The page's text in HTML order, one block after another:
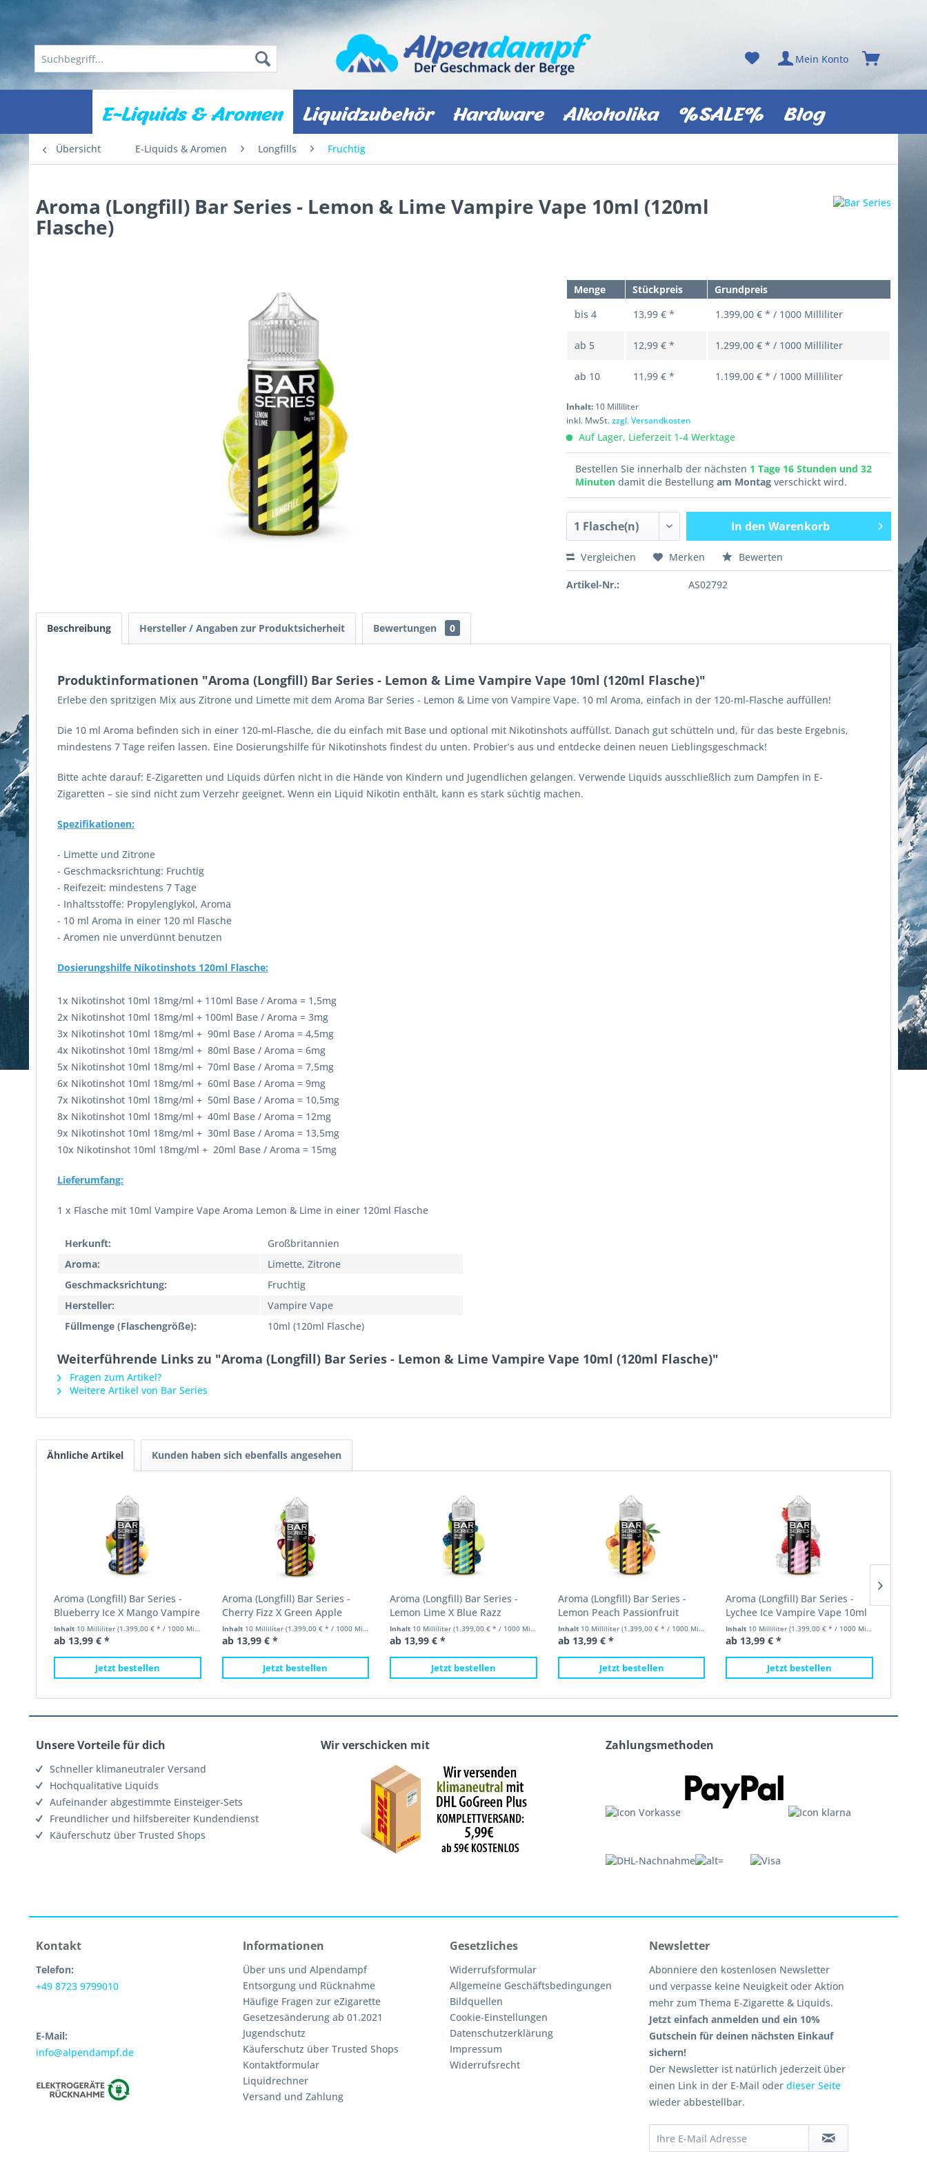
Mein Konto
E-Liquids & Aromen Liquidzubehör Hardware Alkoholika %SALE% Blog
Übersicht E-Liquids & Aromen Longfills Fruchtig
Aroma (Longfill) Bar Series - Lemon & Lime Vampire Vape 10ml (120ml
Flasche)
Menge Stückpreis
Grundpreis
bis 4 13,99 € * 1.399,00 € * / 1000 Milliliter
ab 5 12,99 € * 1.299,00 € * / 1000 Milliliter
ab 10 11,99 € * 1.199,00 € * / 1000 Milliliter
Inhalt: 10 Milliliter
inkl. MwSt.zzgl. Versandkosten
Auf Lager, Lieferzeit 1-4 Werktage
Bestellen Sie innerhalb der nächsten 1 Tage 16 Stunden und 32
Minuten damit die Bestellung am Montagverschickt wird.
In den Warenkorb
Vergleichen Merken Bewerten
Artikel-Nr.: AS02792
Beschreibung Hersteller / Angaben zur Produktsicherheit Bewertungen 0
Produktinformationen "Aroma (Longfill) Bar Series - Lemon & Lime Vampire Vape 10ml (120ml Flasche)"
Erlebe den spritzigen Mix aus Zitrone und Limette mit dem Aroma Bar Series - Lemon & Lime von Vampire Vape. 10 ml Aroma, einfach in der 120-ml-Flasche auffüllen!
Die 10 ml Aroma befinden sich in einer 120-ml-Flasche, die du einfach mit Base und optional mit Nikotinshots auffüllst. Danach gut schütteln und, für das beste Ergebnis,
mindestens 7 Tage reifen lassen. Eine Dosierungshilfe für Nikotinshots findest du unten. Probier’s aus und entdecke deinen neuen Lieblingsgeschmack!
Bitte achte darauf: E-Zigaretten und Liquids dürfen nicht in die Hände von Kindern und Jugendlichen gelangen. Verwende Liquids ausschließlich zum Dampfen in E-
Zigaretten – sie sind nicht zum Verzehr geeignet. Wenn ein Liquid Nikotin enthält, kann es stark süchtig machen.
Spezifikationen:
- Limette und Zitrone
- Geschmacksrichtung: Fruchtig
- Reifezeit: mindestens 7 Tage
- Inhaltsstoffe: Propylenglykol, Aroma
- 10 ml Aroma in einer 120 ml Flasche
- Aromen nie unverdünnt benutzen
Dosierungshilfe Nikotinshots 120ml Flasche:
1x Nikotinshot 10ml 18mg/ml + 110ml Base / Aroma = 1,5mg
2x Nikotinshot 10ml 18mg/ml + 100ml Base / Aroma = 3mg
3x Nikotinshot 10ml 18mg/ml + 90ml Base / Aroma = 4,5mg
4x Nikotinshot 10ml 18mg/ml + 80ml Base / Aroma = 6mg
5x Nikotinshot 10ml 18mg/ml + 70ml Base / Aroma = 7,5mg
6x Nikotinshot 10ml 18mg/ml + 60ml Base / Aroma = 9mg
7x Nikotinshot 10ml 18mg/ml + 50ml Base / Aroma = 10,5mg
8x Nikotinshot 10ml 18mg/ml + 40ml Base / Aroma = 12mg
9x Nikotinshot 10ml 18mg/ml + 30ml Base / Aroma = 13,5mg
10x Nikotinshot 10ml 18mg/ml + 20ml Base / Aroma = 15mg
Lieferumfang:
1 x Flasche mit 10ml Vampire Vape Aroma Lemon & Lime in einer 120ml Flasche
Herkunft:
Großbritannien
Aroma:
Limette, Zitrone
Geschmacksrichtung:
Fruchtig
Hersteller:
Vampire Vape
Füllmenge (Flaschengröße):
10ml (120ml Flasche)
Weiterführende Links zu "Aroma (Longfill) Bar Series - Lemon & Lime Vampire Vape 10ml (120ml Flasche)"
Fragen zum Artikel?
Weitere Artikel von Bar Series
Ähnliche Artikel Kunden haben sich ebenfalls angesehen
Aroma (Longfill) Bar Series -
Blueberry Ice X Mango Vampire
Vape 10ml (120ml...
Inhalt 10 Milliliter (1.399,00 € * / 1000 Milliliter)
ab 13,99 € *
Jetzt bestellen
Aroma (Longfill) Bar Series -
Cherry Fizz X Green Apple
Vampire Vape 10ml...
Inhalt 10 Milliliter (1.399,00 € * / 1000 Milliliter)
ab 13,99 € *
Jetzt bestellen
Aroma (Longfill) Bar Series -
Lemon Lime X Blue Razz
Vampire Vape 10ml (120ml...
Inhalt 10 Milliliter(1.399,00 € * / 1000 Milliliter)
ab 13,99 € *
Jetzt bestellen
Aroma (Longfill) Bar Series -
Lemon Peach Passionfruit
Vampire Vape 10ml...
Inhalt 10 Milliliter (1.399,00 € * / 1000 Milliliter)
ab 13,99 € *
Jetzt bestellen
Aroma (Longfill) Bar Series -
Lychee Ice Vampire Vape 10ml
(120ml Flasche)
Inhalt 10 Milliliter(1.399,00 € * / 1000 Milliliter)
ab 13,99 € *
Jetzt bestellen
Unsere Vorteile für dich
Schneller klimaneutraler Versand
Hochqualitative Liquids
Aufeinander abgestimmte Einsteiger-Sets
Freundlicher und hilfsbereiter Kundendienst
Käuferschutz über Trusted Shops
Wir verschicken mit Zahlungsmethoden
Kontakt
Telefon:
+49 8723 9799010
E-Mail:
info@alpendampf.de
Informationen
Über uns und Alpendampf
Entsorgung und Rücknahme
Häufige Fragen zur eZigarette
Gesetzesänderung ab 01.2021
Jugendschutz
Käuferschutz über Trusted Shops
Kontaktformular
Liquidrechner
Versand und Zahlung
Gesetzliches
Widerrufsformular
Allgemeine Geschäftsbedingungen
Bildquellen
Cookie-Einstellungen
Datenschutzerklärung
Impressum
Widerrufsrecht
Newsletter
Abonniere den kostenlosen Newsletter
und verpasse keine Neuigkeit oder Aktion
mehr zum Thema E-Zigarette & Liquids.
Jetzt einfach anmelden und ein 10%
Gutschein für deinen nächsten Einkauf
sichern!
Der Newsletter ist natürlich jederzeit über
einen Link in der E-Mail oderdieser Seite
wieder abbestellbar.